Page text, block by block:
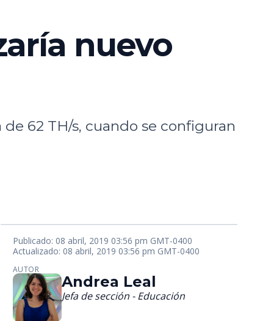
nuevo
62 TH/s, cuando se configuran
Publicado: 08 abril, 2019 03:56 pm GMT-0400
Actualizado: 08 abril, 2019 03:56 pm GMT-0400
AUTOR
Andrea Leal
Jefa de sección - Educación